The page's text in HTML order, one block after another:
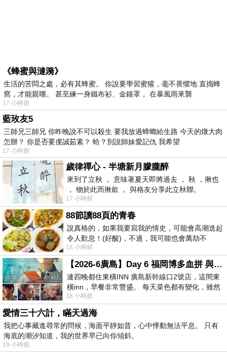
《蜂蜜與漣漪》
生活的苦悶之處，必有其蜂蜜。 你說要學習蜜獾，毫不畏懼地 直搗蜂
窩，才能親嚐。 甚至練一身鐵布衫、金鐘罩， 在暴風雨來襲
17 小時前
藍玫友5
三師兄三師兄 你昨晚說不可以殺生 要我放過蟑螂給生路 今天的燉大肉
怎辦？ 你是否要虔誠茹素？ 蛤？別說師妹愛記仇 我希望
17 小時前
歲律禪心 - 半塘新月朦朧醉
來到了立秋 ， 意味著夏天即將過去 ， 秋 ，揪也
， 物於此而揪歛 ， 與格友分享此立秋聯。
17 小時前
88節讀88頁的青春
說真格的，如果我要寫我的情史，可能會高潮迭起
令人歎息！(好酸)，不過，我可能也會萬劫不
復...，每天跪鍵盤還是被判了花心的罪
18 小時前
【2026-6廣島】Day 6 福岡博多血拼 與機場接送少年司機深夜對談
連四晚都住東橫INN 廣島新幹線口2號店，這間東
橫inn，早餐非常豐盛。 每天菜色都有變化，雖然
看到工作人員拿出料理包加熱，但
18 小時前
愛情三十六計，瞞天過海
我把心事藏進尋常的問候，海面平靜如昔，心中悸動無法平息。 只有
海底的潮汐知道，我的世界早已向你傾斜。
19 小時前